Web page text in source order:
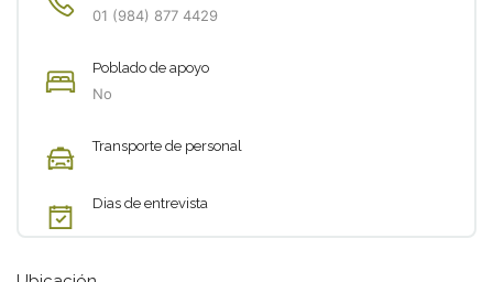
01 (984) 877 4429
Poblado de apoyo
No
Transporte de personal
Dias de entrevista